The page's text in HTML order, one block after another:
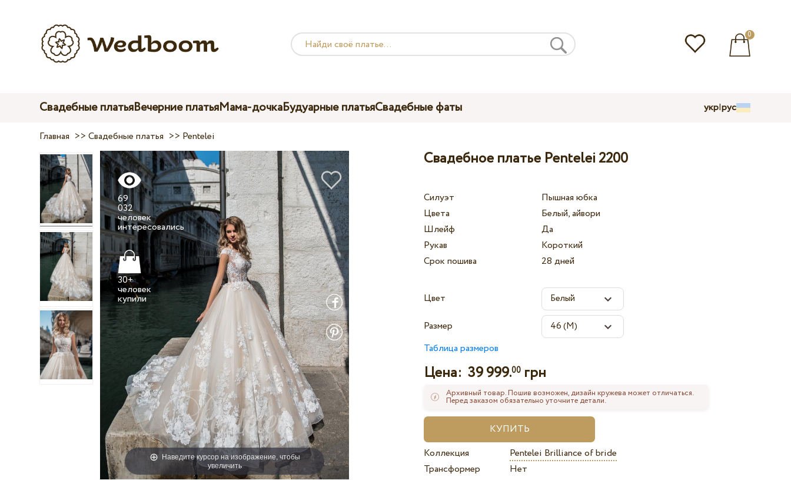
0
Свадебные платьяВечерние платьяМама-дочкаБудуарные платьяСвадебные фаты укр|рус
Главная >>Свадебные платья >> Pentelei
Наведите курсор на изображение, чтобы
увеличить
69
032
человек
интересовались
30+
человек
купили
Свадебное платье Pentelei 2200
Силуэт
Пышная юбка
Цвета
Белый, айвори
Шлейф
Да
Рукав
Короткий
Срок пошива
28 дней
Цвет
Размер
Таблица размеров
Цена:39 999.00 грн
Архивный товар. Пошив возможен, дизайн кружева может отличаться.
Перед заказом обязательно уточните детали.
Коллекция
Pentelei Brilliance of bride
Трансформер
Нет